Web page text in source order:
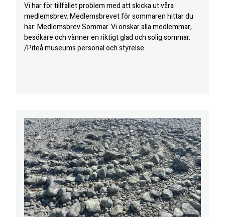
Vi har för tillfället problem med att skicka ut våra
medlemsbrev. Medlemsbrevet för sommaren hittar du
här: Medlemsbrev Sommar. Vi önskar alla medlemmar,
besökare och vänner en riktigt glad och solig sommar.
/Piteå museums personal och styrelse